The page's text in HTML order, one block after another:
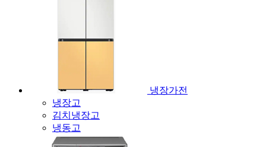
냉장가전
냉장고
김치냉장고
냉동고